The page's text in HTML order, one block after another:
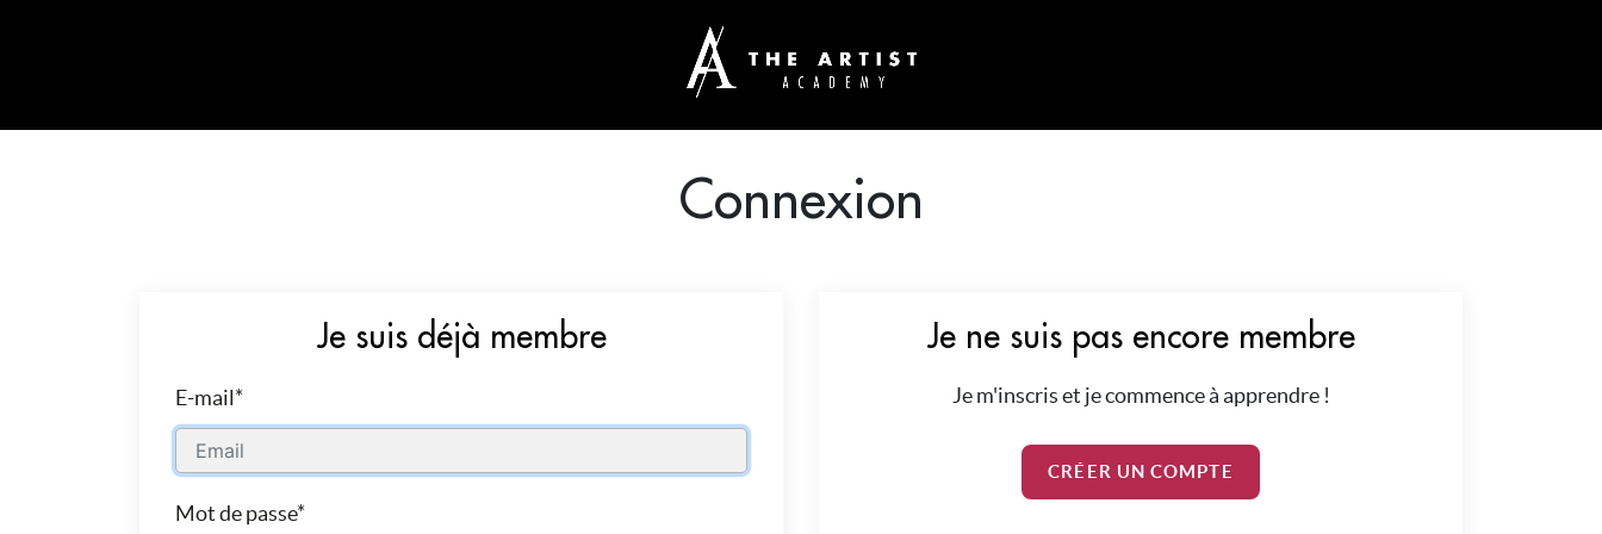
Connexion
Je suis déjà membre
E-mail*
Mot de passe*
Je ne suis pas encore membre
Je m'inscris et je commence à apprendre !
CRÉER UN COMPTE